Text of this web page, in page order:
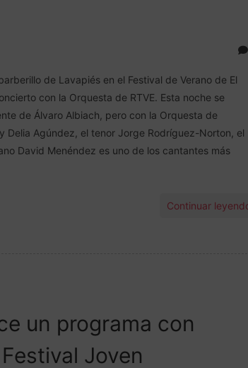
de Lavapiés en el Festival de Verano de El
con la Orquesta de RTVE. Esta noche se
de Álvaro Albiach, pero con la Orquesta de
Delia Agúndez, el tenor Jorge Rodríguez-Norton, el
David Menéndez es uno de los cantantes más
Continuar
un programa con
Joven